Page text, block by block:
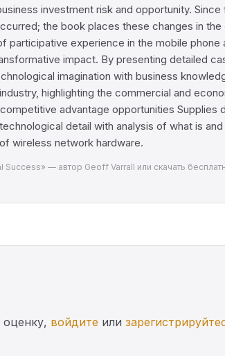
investment risk and opportunity.
the book places these changes in
experience in the mobile
impact. By presenting detailed
imagination with business
highlighting the commercial and
advantage opportunities
detail with analysis of what is
wireless network hardware.
— автор Geoff Varrall или скачать
войдите или